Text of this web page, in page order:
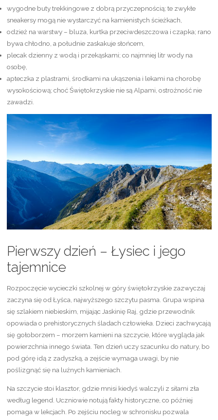
wygodne buty trekkingowe z dobrą przyczepnością; te zwykłe
sneakersy mogą nie wystarczyć na kamienistych ścieżkach,
odzież na warstwy – bluza, kurtka przeciwdeszczowa i czapka; rano
bywa chłodno, a południe zaskakuje słońcem,
plecak dzienny z wodą i przekąskami; co najmniej litr wody na
osobę,
apteczka z plastrami, środkami na ukąszenia i lekami na chorobę
wysokościową; choć Świętokrzyskie nie są Alpami, ostrożność nie
zawadzi.
Pierwszy dzień – Łysiec i jego
tajemnice
Rozpoczęcie wycieczki szkolnej w góry świętokrzyskie zazwyczaj
zaczyna się od Łyśca, najwyższego szczytu pasma. Grupa wspina
się szlakiem niebieskim, mijając Jaskinię Raj, gdzie przewodnik
opowiada o prehistorycznych śladach człowieka. Dzieci zachwycają
się gołoborzem – morzem kamieni na szczycie, które wygląda jak
powierzchnia innego świata. Ten dzień uczy szacunku do natury, bo
pod górę idą z zadyszką, a zejście wymaga uwagi, by nie
poślizgnąć się na luźnych kamieniach.
Na szczycie stoi klasztor, gdzie mnisi kiedyś walczyli z siłami zła
według legend. Uczniowie notują fakty historyczne, co później
pomaga w lekcjach. Po zejściu nocleg w schronisku pozwala